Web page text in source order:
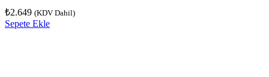
₺2.649 (KDV Dahil)
Sepete Ekle